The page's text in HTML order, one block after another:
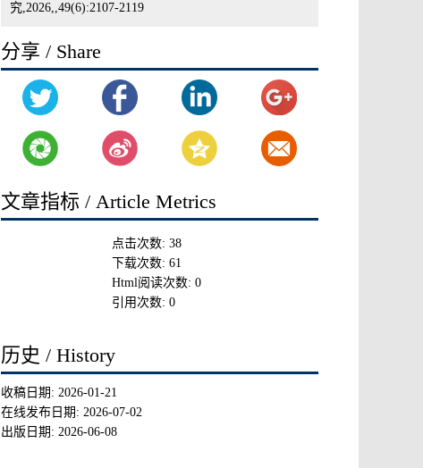
究,2026,,49(6):2107-2119
分享 / Share
文章指标 / Article Metrics
点击次数:38
下载次数:61
Html阅读次数:0
引用次数:0
历史 / History
收稿日期: 2026-01-21
在线发布日期: 2026-07-02
出版日期: 2026-06-08